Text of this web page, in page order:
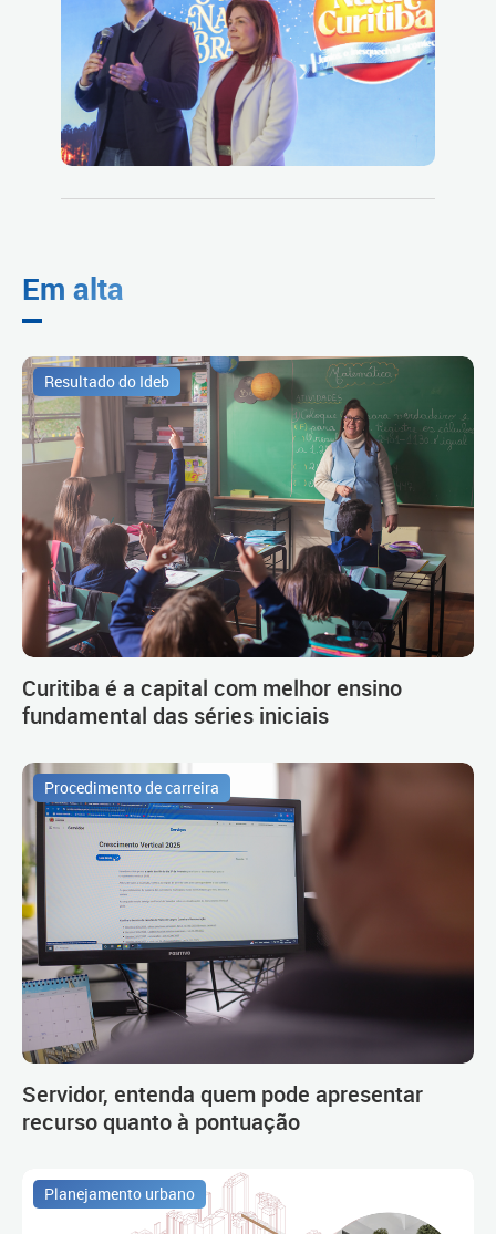
Em alta
Resultado do Ideb
Curitiba é a capital com melhor ensino
fundamental das séries iniciais
Procedimento de carreira
Servidor, entenda quem pode apresentar
recurso quanto à pontuação
Planejamento urbano